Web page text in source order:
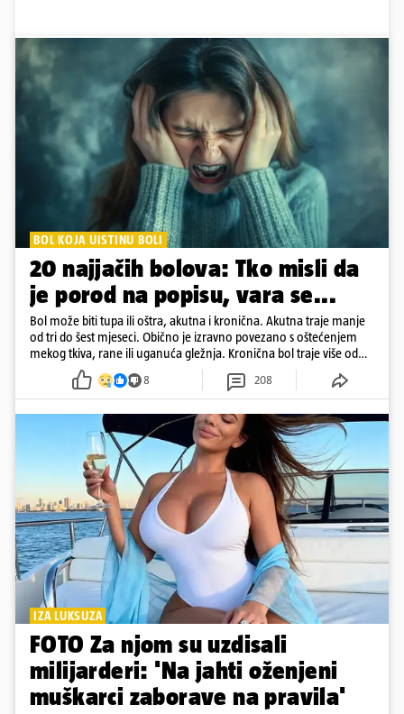
BOL KOJA UISTINU BOLI
20 najjačih bolova: Tko misli da
je porod na popisu, vara se...
Bol može biti tupa ili oštra, akutna i kronična. Akutna traje manje
od tri do šest mjeseci. Obično je izravno povezano s oštećenjem
mekog tkiva, rane ili uganuća gležnja. Kronična bol traje više od
šest mjeseci
8 208
IZA LUKSUZA
FOTO Za njom su uzdisali
milijarderi: 'Na jahti oženjeni
muškarci zaborave na pravila'